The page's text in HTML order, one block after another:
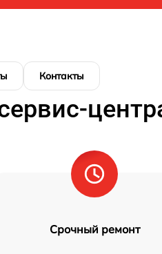
Контакты
Срочный ремонт